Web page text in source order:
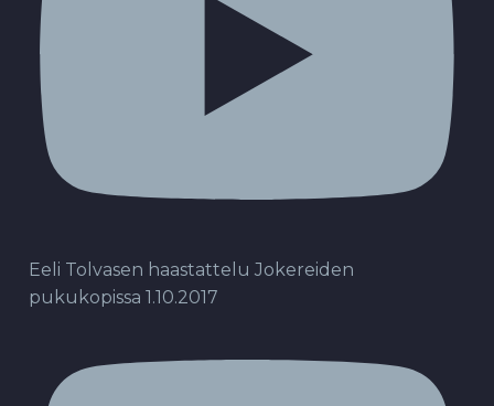
Eeli Tolvasen haastattelu Jokereiden
pukukopissa 1.10.2017